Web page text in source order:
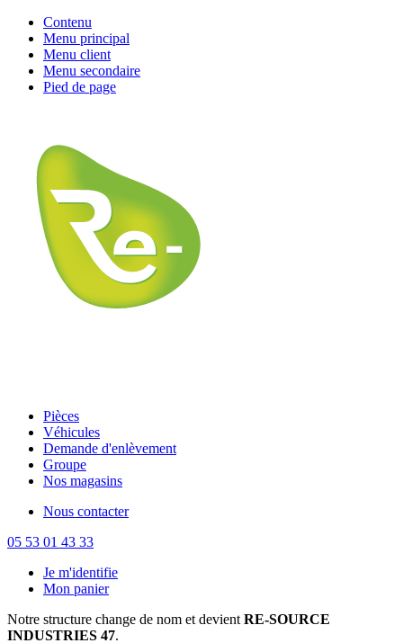
Contenu
Menu principal
Menu client
Menu secondaire
Pied de page
Pièces
Véhicules
Demande d'enlèvement
Groupe
Nos magasins
Nous contacter
05 53 01 43 33
Je m'identifie
Mon panier
Notre structure change de nom et devient RE-SOURCE
INDUSTRIES 47.